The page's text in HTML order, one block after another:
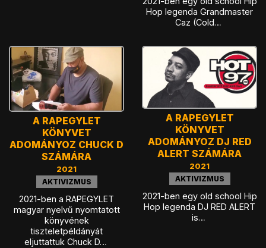
Hop legenda Grandmaster
Caz (Cold…
A RAPEGYLET
KÖNYVET
ADOMÁNYOZ CHUCK D
SZÁMÁRA
2021
AKTIVIZMUS
2021-ben a RAPEGYLET
magyar nyelvű nyomtatott
könyvének
tiszteletpéldányát
eljuttattuk Chuck D…
A RAPEGYLET
KÖNYVET
ADOMÁNYOZ DJ RED
ALERT SZÁMÁRA
2021
AKTIVIZMUS
2021-ben egy old school Hip
Hop legenda DJ RED ALERT
is…